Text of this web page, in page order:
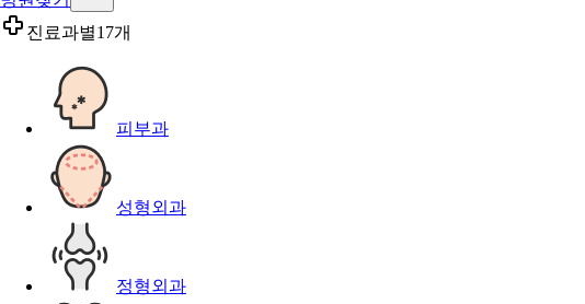
진료과별17개
피부과
성형외과
정형외과